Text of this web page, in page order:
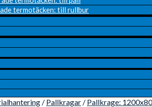
termotäcken: till rullbur
/ Pallkragar / Pallkrage: